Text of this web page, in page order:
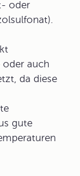
- oder
).
oder auch
da diese
gute